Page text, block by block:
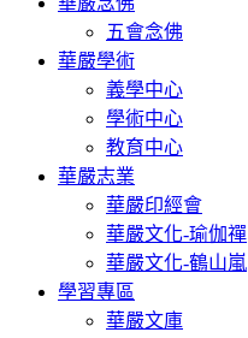
五會念佛
華嚴學術
義學中心
學術中心
教育中心
華嚴志業
華嚴印經會
華嚴文化-瑜伽禪
華嚴文化-鶴山嵐
學習專區
華嚴文庫